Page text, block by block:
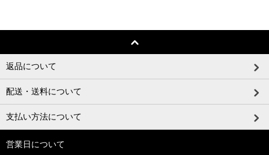
返品について
配送・送料について
支払い方法について
営業日について